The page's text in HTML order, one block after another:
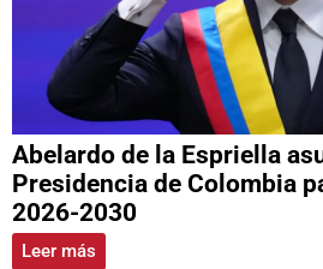
Abelardo de la Espriella
Presidencia de Colombia
2026-2030
Leer más